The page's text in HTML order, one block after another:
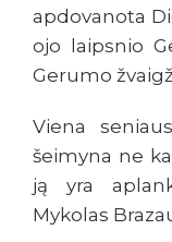
apdovanota
ojo laipsnio
Gerumo
Viena
šeimyna ne
ją yra
Mykolas